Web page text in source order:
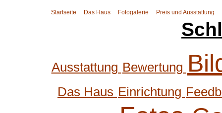
Startseite Das Haus Fotogalerie Preis und Ausstattung
Ausstattung Bewertung
Das Haus Einrichtung